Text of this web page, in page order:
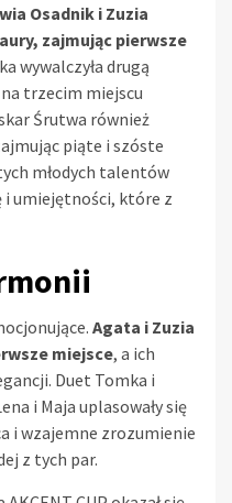
Osadnik i Zuzia
zajmując pierwsze
wywalczyła drugą
na trzecim miejscu
Śrutwa również
piąte i szóste
młodych talentów
i umiejętności, które z
Agata i Zuzia
miejsce, a ich
Duet Tomka i
i Maja uplasowały się
i wzajemne zrozumienie
z tych par.